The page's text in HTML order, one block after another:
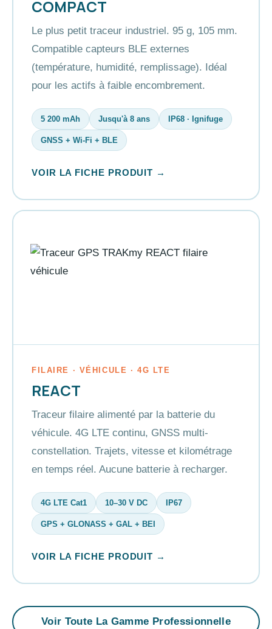
COMPACT
Le plus petit traceur industriel. 95 g, 105 mm.
Compatible capteurs BLE externes
(température, humidité, remplissage). Idéal
pour les actifs à faible encombrement.
5 200 mAh Jusqu'à 8 ans IP68 · Ignifuge
GNSS + Wi-Fi + BLE
VOIR LA FICHE PRODUIT →
FILAIRE · VÉHICULE · 4G LTE
REACT
Traceur filaire alimenté par la batterie du
véhicule. 4G LTE continu, GNSS multi-
constellation. Trajets, vitesse et kilométrage
en temps réel. Aucune batterie à recharger.
4G LTE Cat1 10–30 V DC IP67
GPS + GLONASS + GAL + BEI
VOIR LA FICHE PRODUIT →
Voir Toute La Gamme Professionnelle